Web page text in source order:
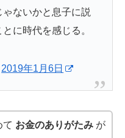
ないかと息子に説
に時代を感じる。
2019年1月6日
て お金のありがたみ が